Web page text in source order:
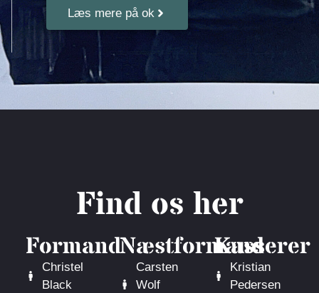
Læs mere på ok
Find os her
Formand
Christel
Black
Næstformand
Carsten
Wolf
Kasserer
Kristian
Pedersen